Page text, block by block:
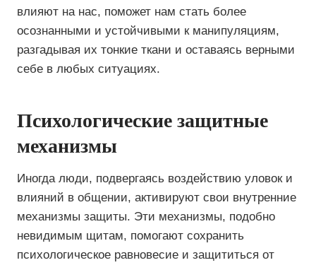
влияют на нас, поможет нам стать более
осознанными и устойчивыми к манипуляциям,
разгадывая их тонкие ткани и оставаясь верными
себе в любых ситуациях.
Психологические защитные
механизмы
Иногда люди, подвергаясь воздействию уловок и
влияний в общении, активируют свои внутренние
механизмы защиты. Эти механизмы, подобно
невидимым щитам, помогают сохранить
психологическое равновесие и защититься от